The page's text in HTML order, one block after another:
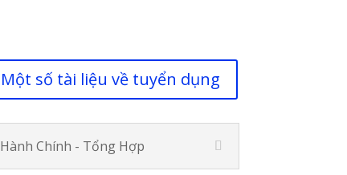
Một số tài liệu về tuyển dụng
Hành Chính - Tổng Hợp